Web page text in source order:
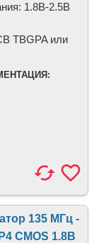
1.8В-2.5B
TBGPA или
135 МГц -
CMOS 1.8В